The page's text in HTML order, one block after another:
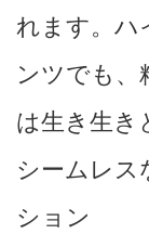
れます。ハ
ンツでも、
は生き生き
シームレス
ション